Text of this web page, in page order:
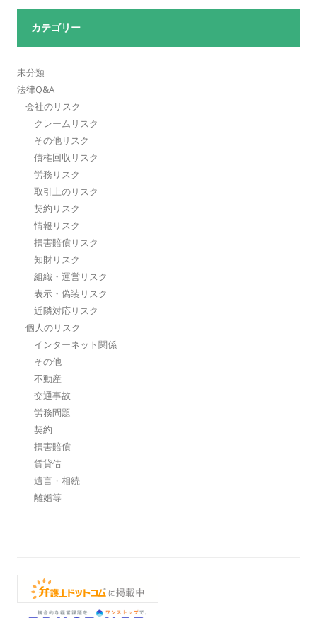
カテゴリー
未分類
法律Q&A
会社のリスク
クレームリスク
その他リスク
債権回収リスク
労務リスク
取引上のリスク
契約リスク
情報リスク
損害賠償リスク
知財リスク
組織・運営リスク
表示・偽装リスク
近隣対応リスク
個人のリスク
インターネット関係
その他
不動産
交通事故
労務問題
契約
損害賠償
賃貸借
遺言・相続
離婚等